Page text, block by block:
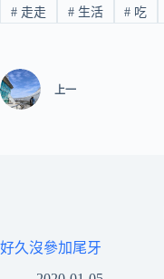
#走走 #生活 # 吃
上一
好久沒參加尾牙